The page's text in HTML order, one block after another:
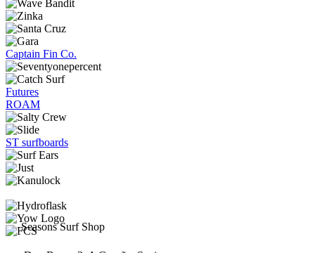
Captain Fin Co.
Futures
ROAM
ST surfboards
Seasons Surf Shop